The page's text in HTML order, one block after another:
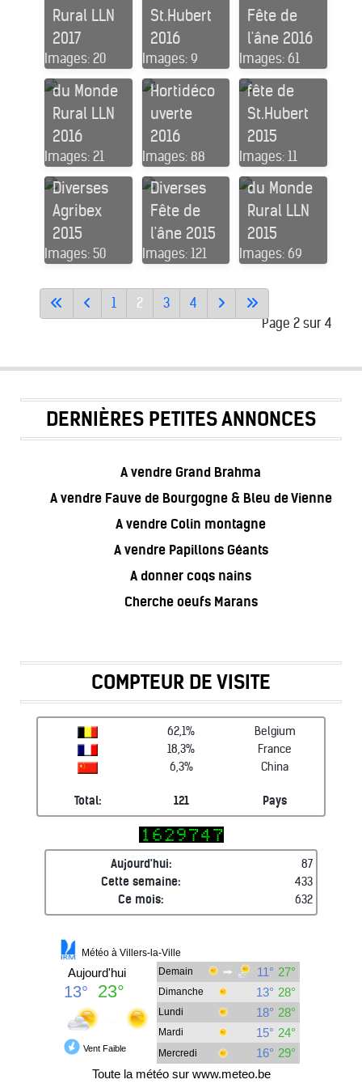
Rural LLN
2017
Images: 20
St.Hubert
2016
Images: 9
Fête de
l'âne 2016
Images: 61
Journée
du Monde
Rural LLN
2016
Images: 21
Foires
Diverses
Decoplant
Hortidéco
uverte
2016
Images: 88
Foires
Diverses
fête de
St.Hubert
2015
Images: 11
Expo
Foires
Diverses
Agribex
2015
Images: 50
Expo
Foires
Diverses
Fête de
l'âne 2015
Images: 121
Journée
du Monde
Rural LLN
2015
Images: 69
Page 2 sur 4
1 2 3 4
DERNIÈRES PETITES ANNONCES
A vendre Grand Brahma
A vendre Fauve de Bourgogne & Bleu de Vienne
A vendre Colin montagne
A vendre Papillons Géants
A donner coqs nains
Cherche oeufs Marans
COMPTEUR DE VISITE
62,1%
Belgium
18,3%
France
6,3%
China
Total: 121 Pays
Aujourd'hui:
87
Cette semaine:
433
Ce mois:
632